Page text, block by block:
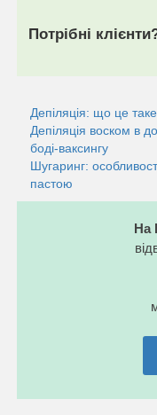
Потрібні
Депіляція: що це
Депіляція воском в
боді-ваксингу
Шугаринг:
пастою
На